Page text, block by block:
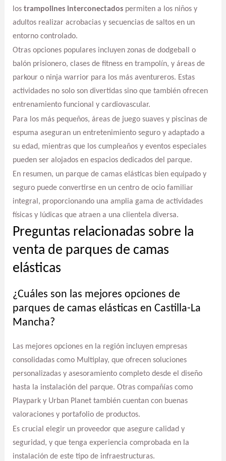
los trampolines interconectadospermiten a los niños y
adultos realizar acrobacias y secuencias de saltos en un
entorno controlado.
Otras opciones populares incluyen zonas de dodgeball o
balón prisionero, clases de fitness en trampolín, y áreas de
parkour o ninja warrior para los más aventureros. Estas
actividades no solo son divertidas sino que también ofrecen
entrenamiento funcional y cardiovascular.
Para los más pequeños, áreas de juego suaves y piscinas de
espuma aseguran un entretenimiento seguro y adaptado a
su edad, mientras que los cumpleaños y eventos especiales
pueden ser alojados en espacios dedicados del parque.
En resumen, un parque de camas elásticas bien equipado y
seguro puede convertirse en un centro de ocio familiar
integral, proporcionando una amplia gama de actividades
físicas y lúdicas que atraen a una clientela diversa.
Preguntas relacionadas sobre la
venta de parques de camas
elásticas
¿Cuáles son las mejores opciones de
parques de camas elásticas en Castilla-La
Mancha?
Las mejores opciones en la región incluyen empresas
consolidadas como Multiplay, que ofrecen soluciones
personalizadas y asesoramiento completo desde el diseño
hasta la instalación del parque. Otras compañías como
Playpark y Urban Planet también cuentan con buenas
valoraciones y portafolio de productos.
Es crucial elegir un proveedor que asegure calidad y
seguridad, y que tenga experiencia comprobada en la
instalación de este tipo de infraestructuras.